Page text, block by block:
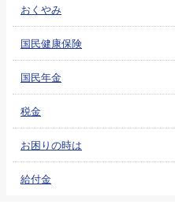
おくやみ
国民健康保険
国民年金
税金
お困りの時は
給付金